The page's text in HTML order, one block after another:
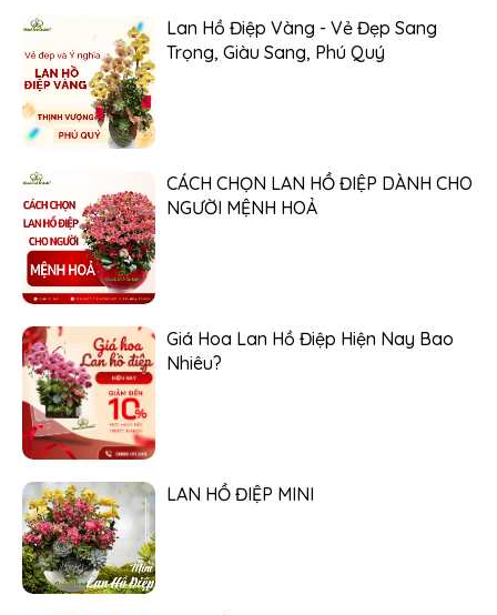
Lan Hồ Điệp Vàng - Vẻ Đẹp Sang
Trọng, Giàu Sang, Phú Quý
CÁCH CHỌN LAN HỒ ĐIỆP DÀNH CHO
NGƯỜI MỆNH HOẢ
Giá Hoa Lan Hồ Điệp Hiện Nay Bao
Nhiêu?
LAN HỒ ĐIỆP MINI